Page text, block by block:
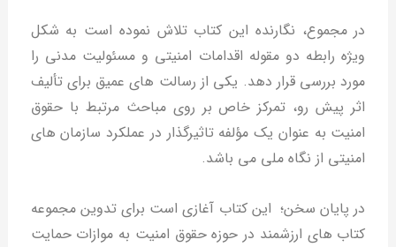
در مجموع، نگارنده این کتاب تلاش نموده است به شکل
ویژه رابطه دو مقوله اقدامات امنیتی و مسئولیت مدنی را
مورد بررسی قرار دهد. یکی از رسالت های عمیق برای تألیف
اثر پیش رو، تمرکز خاص بر روی مباحث مرتبط با حقوق
امنیت به عنوان یک مؤلفه تاثیرگذار در عملکرد سازمان های
امنیتی از نگاه ملی می باشد.
در پایان سخن؛ این کتاب آغازی است برای تدوین مجموعه
کتاب های ارزشمند در حوزه حقوق امنیت به موازات حمایت